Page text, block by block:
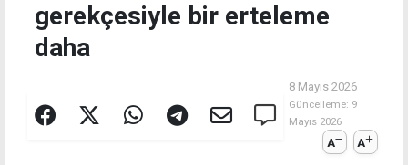
gerekçesiyle bir erteleme
daha
8 Mayıs 2026
Güncelleme: 9
Mayıs 2026
A A